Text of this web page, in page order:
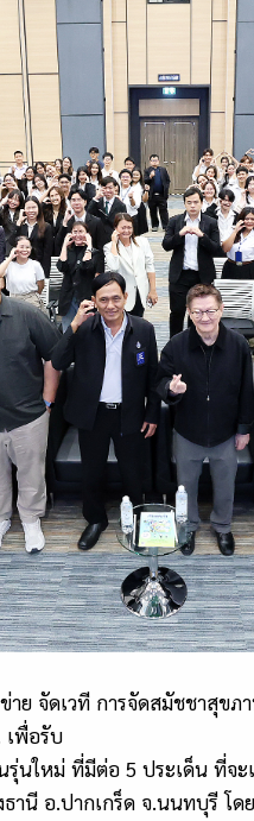
ย จัดเวที การจัดสมัชชาสุขภ
เพื่อรับ
รุ่นใหม่ ที่มีต่อ 5 ประเด็น ที่จ
านี อ.ปากเกร็ด จ.นนทบุรี โด